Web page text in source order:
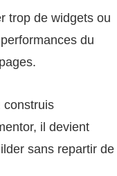
trop de widgets ou
du
construis
il devient
sans repartir de